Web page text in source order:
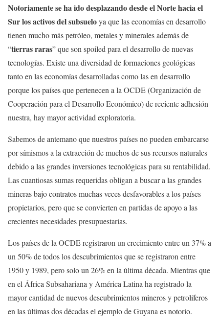
Notoriamente se ha ido desplazando desde el Norte hacia el
Surlos activos del subsueloya que las economías en desarrollo
tienen mucho más petróleo, metales y minerales además de
“tierras raras” que son spoiled para el desarrollo de nuevas
tecnologías. Existe una diversidad de formaciones geológicas
tanto en las economías desarrolladas como las en desarrollo
porque los países que pertenecen a la OCDE (Organización de
Cooperación para el Desarrollo Económico) de reciente adhesión
nuestra, hay mayor actividad exploratoria.
Sabemos de antemano que nuestros países no pueden embarcarse
por símismos a la extracción de muchos de sus recursos naturales
debido a las grandes inversiones tecnológicas para su rentabilidad.
Las cuantiosas sumas requeridas obligan a buscar a las grandes
mineras bajo contratos muchas veces desfavorables a los países
propietarios, pero que se convierten en partidas de apoyo a las
crecientes necesidades presupuestarias.
Los países de la OCDE registraron un crecimiento entre un 37% a
un 50% de todos los descubrimientos que se registraron entre
1950 y 1989, pero solo un 26% en la última década. Mientras que
en el África Subsahariana y América Latina ha registrado la
mayor cantidad de nuevos descubrimientos mineros y petrolíferos
en las últimas dos décadas el ejemplo de Guyana es notorio.